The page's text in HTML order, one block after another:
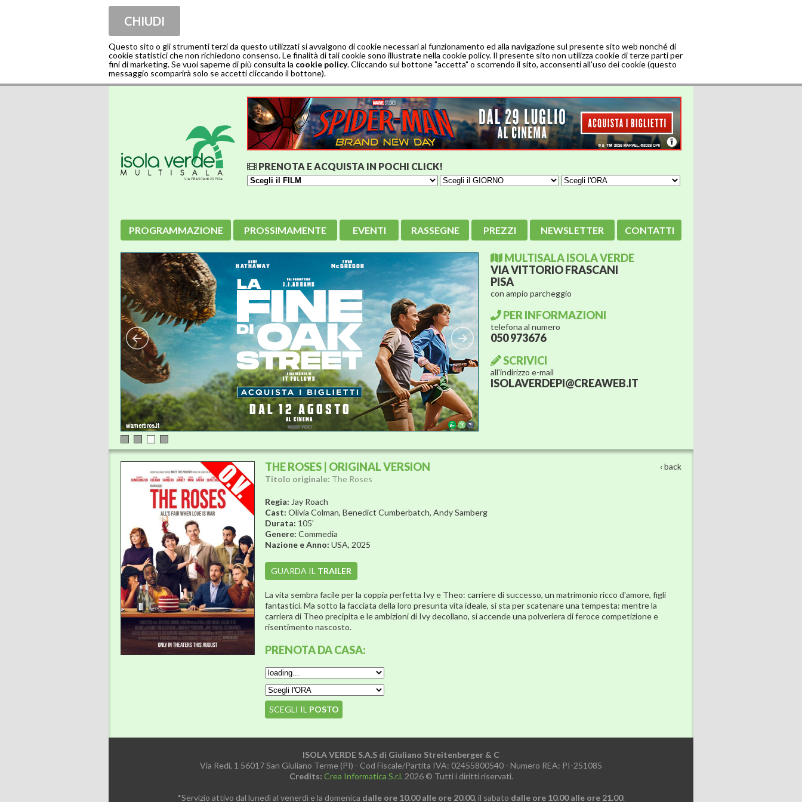
CHIUDI
Questo sito o gli strumenti terzi da questo utilizzati si avvalgono di cookie necessari al funzionamento ed alla navigazione sul presente sito web nonché di
cookie statistici che non richiedono consenso. Le finalità di tali cookie sono illustrate nella cookie policy. Il presente sito non utilizza cookie di terze parti per
fini di marketing. Se vuoi saperne di più consulta la cookie policy. Cliccando sul bottone "accetta" o scorrendo il sito, acconsenti all'uso dei cookie (questo
messaggio scomparirà solo se accetti cliccando il bottone).
PRENOTA E ACQUISTA IN POCHI CLICK!
PROGRAMMAZIONE PROSSIMAMENTE EVENTI RASSEGNE PREZZI NEWSLETTER CONTATTI
MULTISALA ISOLA VERDE
VIA VITTORIO FRASCANI
PISA
con ampio parcheggio
PER INFORMAZIONI
telefona al numero
050 973676
SCRIVICI
all'indirizzo e-mail
ISOLAVERDEPI@CREAWEB.IT
‹ back
THE ROSES | ORIGINAL VERSION
Titolo originale: The Roses
Regia: Jay Roach
Cast: Olivia Colman, Benedict Cumberbatch, Andy Samberg
Durata: 105'
Genere: Commedia
Nazione e Anno: USA, 2025
GUARDA IL TRAILER
La vita sembra facile per la coppia perfetta Ivy e Theo: carriere di successo, un matrimonio ricco d'amore, figli
fantastici. Ma sotto la facciata della loro presunta vita ideale, si sta per scatenare una tempesta: mentre la
carriera di Theo precipita e le ambizioni di Ivy decollano, si accende una polveriera di feroce competizione e
risentimento nascosto.
PRENOTADA CASA:
SCEGLI IL POSTO
ISOLA VERDE S.A.S di Giuliano Streitenberger & C
Via Redi, 1 56017 San Giuliano Terme (PI) - Cod Fiscale/Partita IVA: 02455800540 - Numero REA: PI-251085
Credits: Crea Informatica S.r.l. 2026 © Tutti i diritti riservati.
*Servizio attivo dal lunedì al venerdì e la domenica dalle ore 10.00 alle ore 20.00, il sabato dalle ore 10.00 alle ore 21.00.